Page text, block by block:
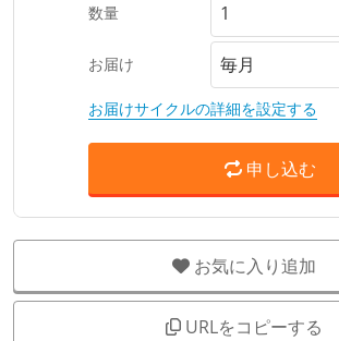
数量
お届け
お届けサイクルの詳細を設定する
申し込む
お気に入り追加
URLをコピーする